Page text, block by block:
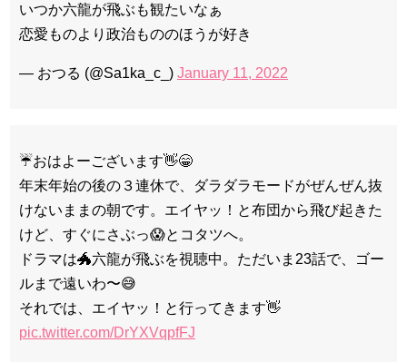
いつか六龍が飛ぶも観たいなぁ
恋愛ものより政治もののほうが好き
— おつる (@Sa1ka_c_) January 11, 2022
☔おはよーございます👋😁
年末年始の後の３連休で、ダラダラモードがぜんぜん抜
けないままの朝です。エイヤッ！と布団から飛び起きた
けど、すぐにさぶっ😱とコタツへ。
ドラマは🐲六龍が飛ぶを視聴中。ただいま23話で、ゴー
ルまで遠いわ〜😅
それでは、エイヤッ！と行ってきます👋
pic.twitter.com/DrYXVqpfFJ